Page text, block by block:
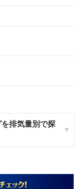
排気量別で探